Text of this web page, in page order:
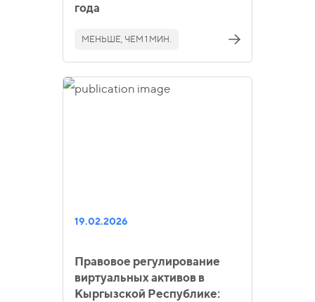
года
МЕНЬШЕ, ЧЕМ 1 МИН.
19.02.2026
Правовое регулирование
виртуальных активов в
Кыргызской Республике: